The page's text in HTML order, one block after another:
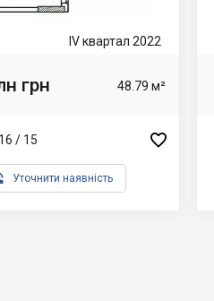
IV квартал 2022
грн 48.79 м²
/ 15 
Уточнити наявність